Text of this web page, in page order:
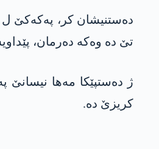
تێ ده‌ وه‌كه‌ ده‌رمان،
ژ ده‌ستپێكا مه‌ها نیسانێ
كریزێ ده‌.